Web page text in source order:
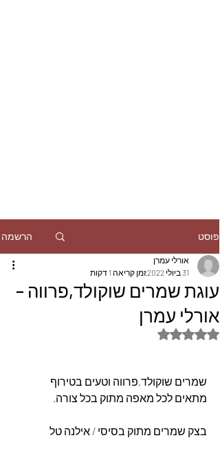
פוסט הרשמה
עוגת שמרים שוקולד,פרווה –
אורלי עמרן
אורלי עמרן
31 ביולי 2022
זמן קריאה 1 דקות
דירוג של NaN מתוך 5 כוכבים
שמרים שוקולד,פרווה וטעים בטירוף
מתאים לכל מאפה מתוק בכל צורה.
בצק שמרים מתוק בסיסי / אילנה טל